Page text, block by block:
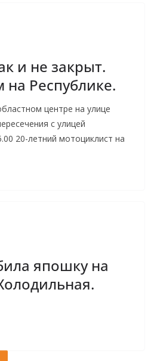
и не закрыт.
Республике.
центре на улице
с улицей
20-летний мотоциклист на
япошку на